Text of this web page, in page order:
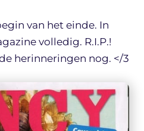
van het einde. In
volledig. R.I.P.!
herinneringen nog. </3